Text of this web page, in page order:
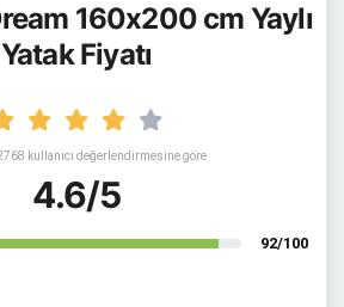
160x200 cm Yaylı
Yatak Fiyatı
kullanıcı değerlendirmesine göre
4.6/5
92/100